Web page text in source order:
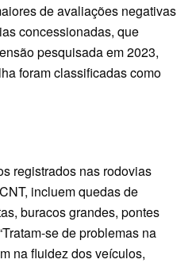
de avaliações negativas
concessionadas, que
pesquisada em 2023,
foram classificadas como
registrados nas rodovias
incluem quedas de
buracos grandes, pontes
se de problemas na
na fluidez dos veículos,